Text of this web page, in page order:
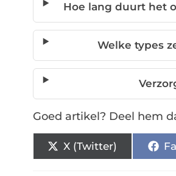
Hoe lang duurt het
Welke types
Goed artikel? Deel hem
X (Twitter)